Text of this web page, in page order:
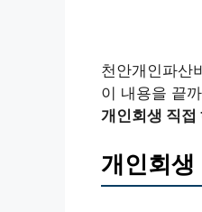
천안개인파산
이 내용을 끝
개인회생 직접
개인회생